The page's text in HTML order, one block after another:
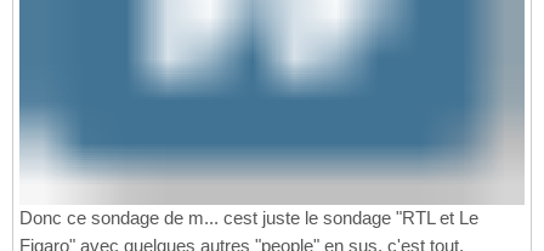
Donc ce sondage de m... cest juste le sondage "RTL et Le
Figaro" avec quelques autres "people" en sus, c'est tout.